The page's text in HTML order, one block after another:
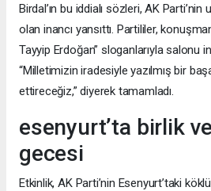
Birdal’ın bu iddialı sözleri, AK
olan inancı yansıttı. Partililer,
Tayyip Erdoğan” sloganlarıyla salonu
“Milletimizin iradesiyle yazılmış bir
ettireceğiz,” diyerek tamamladı.
esenyurt’ta birlik
gecesi
Etkinlik, AK Parti’nin Esenyurt’taki